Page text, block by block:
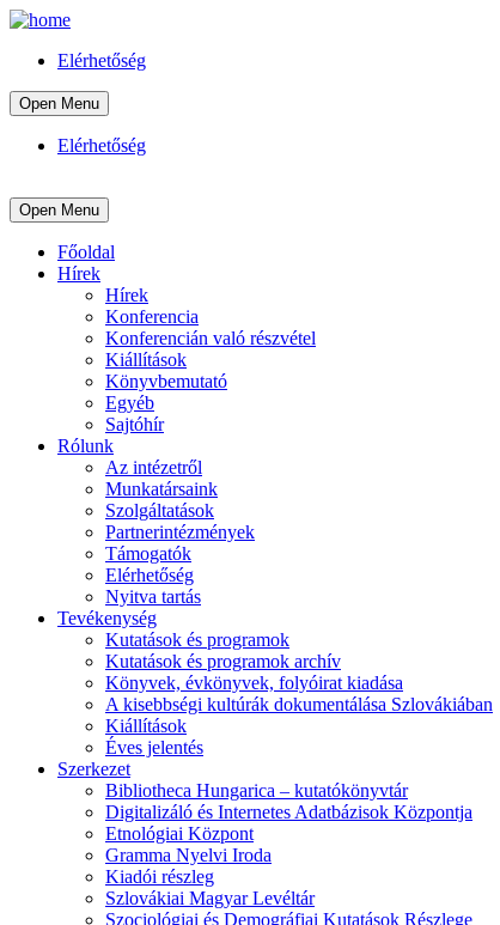
Elérhetőség
Open Menu
Elérhetőség
Open Menu
Főoldal
Hírek
Hírek
Konferencia
Konferencián való részvétel
Kiállítások
Könyvbemutató
Egyéb
Sajtóhír
Rólunk
Az intézetről
Munkatársaink
Szolgáltatások
Partnerintézmények
Támogatók
Elérhetőség
Nyitva tartás
Tevékenység
Kutatások és programok
Kutatások és programok archív
Könyvek, évkönyvek, folyóirat kiadása
A kisebbségi kultúrák dokumentálása Szlovákiában
Kiállítások
Éves jelentés
Szerkezet
Bibliotheca Hungarica – kutatókönyvtár
Digitalizáló és Internetes Adatbázisok Központja
Etnológiai Központ
Gramma Nyelvi Iroda
Kiadói részleg
Szlovákiai Magyar Levéltár
Szociológiai és Demográfiai Kutatások Részlege